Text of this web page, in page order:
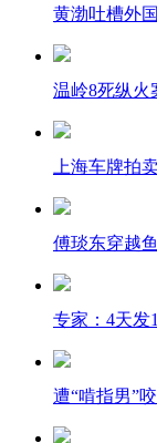
黄渤吐槽外
温岭8死纵火
上海车牌拍
傅琰东穿越
专家：4天发
遭“啃指男”